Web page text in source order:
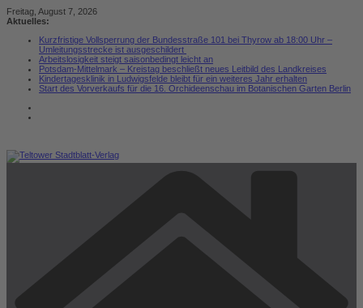
Zum
Inhalt
Freitag, August 7, 2026
Aktuelles:
Kurzfristige Vollsperrung der Bundesstraße 101 bei Thyrow ab 18:00 Uhr –
Umleitungsstrecke ist ausgeschildert
Arbeitslosigkeit steigt saisonbedingt leicht an
Potsdam-Mittelmark – Kreistag beschließt neues Leitbild des Landkreises
Kindertagesklinik in Ludwigsfelde bleibt für ein weiteres Jahr erhalten
Start des Vorverkaufs für die 16. Orchideenschau im Botanischen Garten Berlin